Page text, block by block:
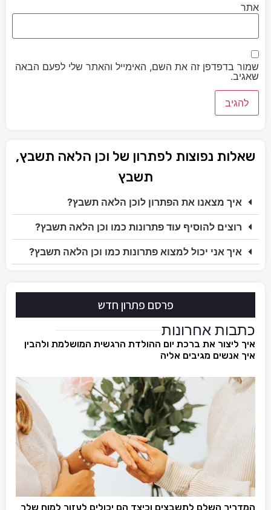
אתר
שמור בדפדפן זה את השם, האימייל והאתר שלי לפעם הבאה
שאגיב.
שאלות נפוצות לפתרון של וכן הלאה תשבץ,
תשבץ
איך מצאנו את הפתרון לוכן הלאה תשבץ?
רוצים להוסיף עוד פתרונות כמו וכן הלאה תשבץ?
איך אני יכול למצוא פתרונות כמו וכן הלאה תשבץ?
פרסם פתרון חדש
כתבות אחרונות
איך ליצור את ברכת יום ההולדת הרגשית המושלמת ולהבין
איך אנשים מגיבים אליה
המדריך השלם לתשבצים וכיצד הם יכולים לעזור למוח שלך